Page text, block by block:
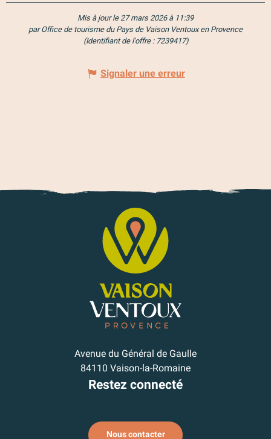
Mis à jour le 27 mars 2026 à 11:39
par Office de tourisme du Pays de Vaison Ventoux en Provence
(Identifiant de l'offre : 7239417)
Signaler une erreur
Avenue du Général de Gaulle
84110 Vaison-la-Romaine
Restez connecté
Nous contacter